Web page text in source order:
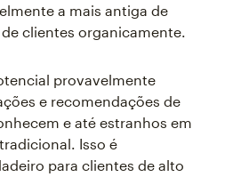
a mais antiga de
clientes organicamente.
provavelmente
e recomendações de
e até estranhos em
Isso é
para clientes de alto